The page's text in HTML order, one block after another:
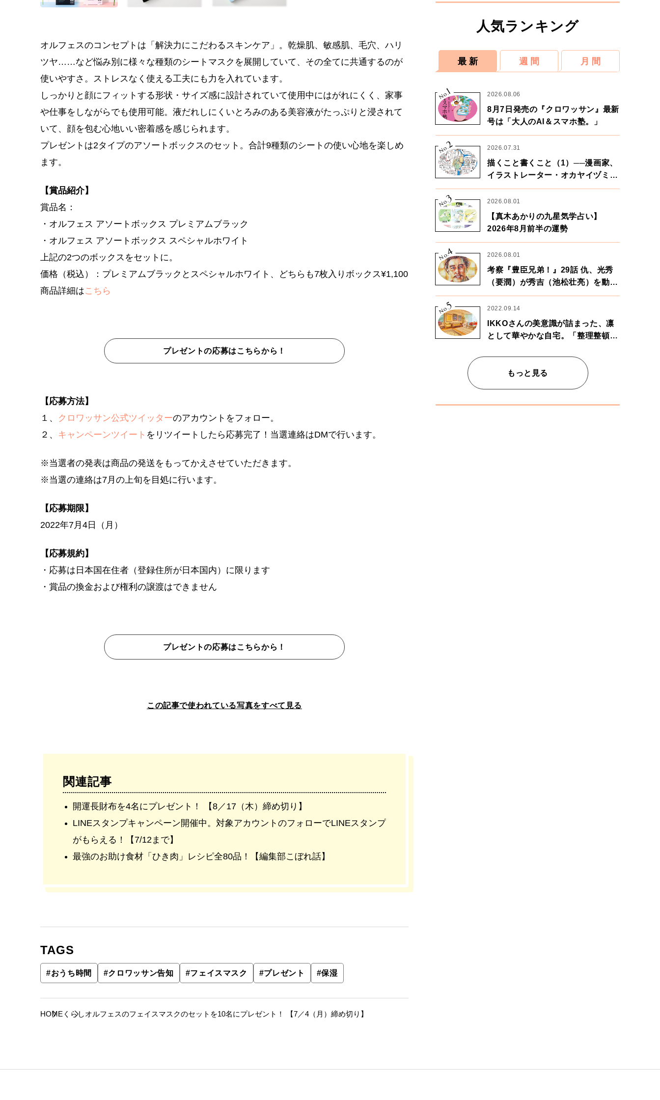
オルフェスのコンセプトは「解決力にこだわるスキンケア」。乾燥肌、敏感肌、毛穴、ハリ
ツヤ……など悩み別に様々な種類のシートマスクを展開していて、その全てに共通するのが
使いやすさ。ストレスなく使える工夫にも力を入れています。
しっかりと顔にフィットする形状・サイズ感に設計されていて使用中にはがれにくく、家事
や仕事をしながらでも使用可能。液だれしにくいとろみのある美容液がたっぷりと浸されて
いて、顔を包む心地いい密着感を感じられます。
プレゼントは2タイプのアソートボックスのセット。合計9種類のシートの使い心地を楽しめ
ます。
【賞品紹介】
賞品名：
・オルフェス アソートボックス プレミアムブラック
・オルフェス アソートボックス スペシャルホワイト
上記の2つのボックスをセットに。
価格（税込）：プレミアムブラックとスペシャルホワイト、どちらも7枚入りボックス¥1,100
商品詳細はこちら
プレゼントの応募はこちらから！
【応募方法】
１、 クロワッサン公式ツイッターのアカウントをフォロー。
２、 キャンペーンツイート をリツイートしたら応募完了！当選連絡はDMで行います。
※当選者の発表は商品の発送をもってかえさせていただきます。
※当選の連絡は7月の上旬を目処に行います。
【応募期限】
2022年7月4日（月）
【応募規約】
・応募は日本国在住者（登録住所が日本国内）に限ります
・賞品の換金および権利の譲渡はできません
プレゼントの応募はこちらから！
この記事で使われている写真をすべて見る
関連記事
開運長財布を4名にプレゼント！ 【8／17（木）締め切り】
LINEスタンプキャンペーン開催中。対象アカウントのフォローでLINEスタンプ
がもらえる！【7/12まで】
最強のお助け食材「ひき肉」レシピ全80品！【編集部こぼれ話】
TAGS
#おうち時間 #クロワッサン告知 #フェイスマスク #プレゼント #保湿
HOME くらしオルフェスのフェイスマスクのセットを10名にプレゼント！ 【7／4（月）締め切り】
人気ランキング
最 新 週 間 月 間
No.
1 2026.08.06
8月7日発売の『クロワッサン』最新
号は「大人のAI＆スマホ塾。」
No.2 2026.07.31
描くこと書くこと（1）──漫画家、
イラストレーター・オカヤイヅミさ
ん×漫画家・鶴谷香央理さん
No.
3 2026.08.01
【真木あかりの九星気学占い】
2026年8月前半の運勢
No.
4 2026.08.01
考察『豊臣兄弟！』29話 仇、光秀
（要潤）が秀吉（池松壮亮）を動か
す。天下に向けた兄弟の分岐点。
No.
5 2022.09.14
IKKOさんの美意識が詰まった、凛
として華やかな自宅。「整理整頓は
もっと見る